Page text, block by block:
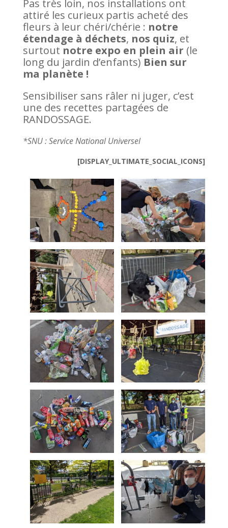
Pas très loin, nos installations ont
attiré les curieux partis acheté des
fleurs à leur chéri/chérie : notre
étendage à déchets, nos quiz, et
surtout notre expo en plein air (le
long du jardin d’enfants) Bien sur
ma planète !
Sensibiliser sans râler ni juger, c’est
une des recettes partagées de
RANDOSSAGE.
*SNU : Service National Universel
[DISPLAY_ULTIMATE_SOCIAL_ICONS]